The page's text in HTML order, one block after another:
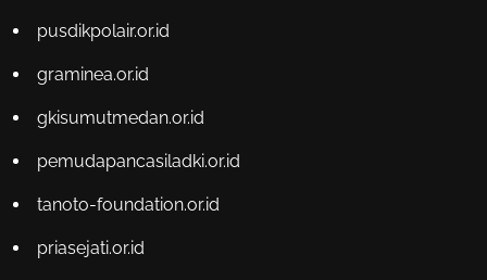
pusdikpolair.or.id
graminea.or.id
gkisumutmedan.or.id
pemudapancasiladki.or.id
tanoto-foundation.or.id
priasejati.or.id